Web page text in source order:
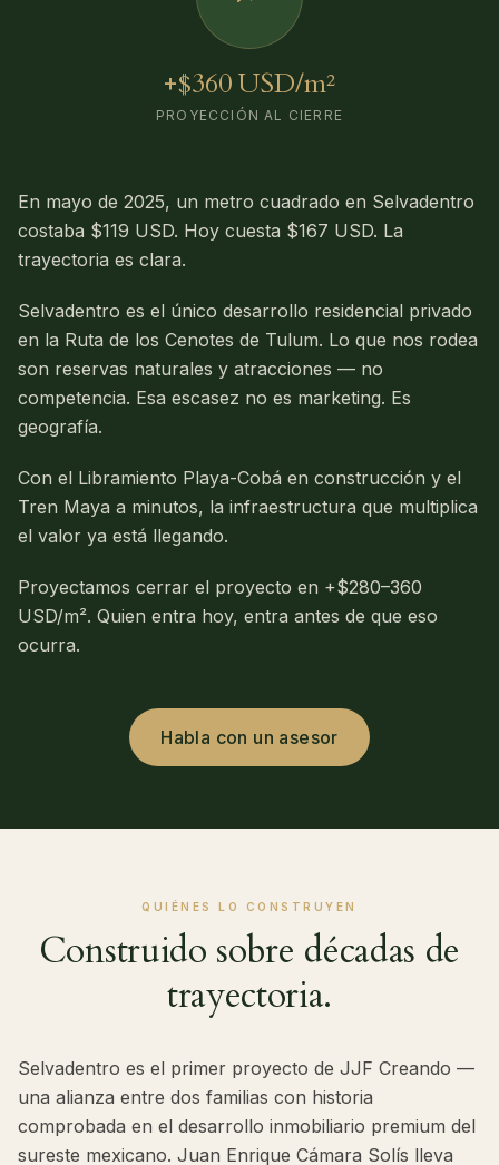
+$360 USD/m²
PROYECCIÓN AL CIERRE
En mayo de 2025, un metro cuadrado en Selvadentro
costaba $119 USD. Hoy cuesta $167 USD. La
trayectoria es clara.
Selvadentro es el único desarrollo residencial privado
en la Ruta de los Cenotes de Tulum. Lo que nos rodea
son reservas naturales y atracciones — no
competencia. Esa escasez no es marketing. Es
geografía.
Con el Libramiento Playa-Cobá en construcción y el
Tren Maya a minutos, la infraestructura que multiplica
el valor ya está llegando.
Proyectamos cerrar el proyecto en +$280–360
USD/m². Quien entra hoy, entra antes de que eso
ocurra.
Habla con un asesor
QUIÉNES LO CONSTRUYEN
Construido sobre décadas de
trayectoria.
Selvadentro es el primer proyecto de JJF Creando —
una alianza entre dos familias con historia
comprobada en el desarrollo inmobiliario premium del
sureste mexicano. Juan Enrique Cámara Solís lleva